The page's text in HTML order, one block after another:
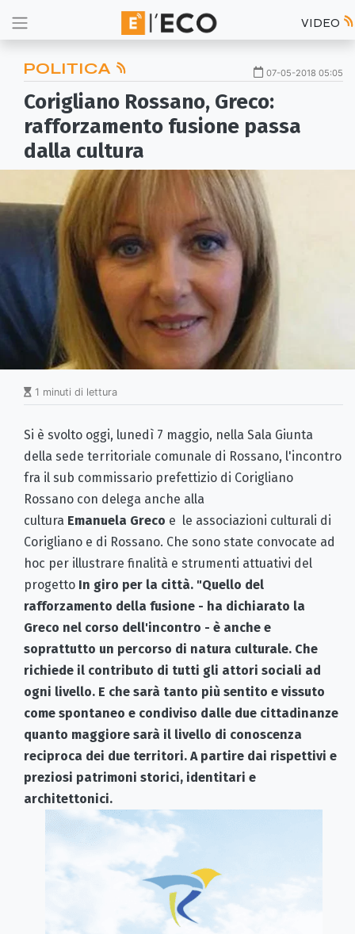
VIDEO
POLITICA 07-05-2018 05:05
Corigliano Rossano, Greco:
rafforzamento fusione passa
dalla cultura
1 minuti di lettura
Si è svolto oggi, lunedì 7 maggio, nella Sala Giunta
della sede territoriale comunale di Rossano, l'incontro
fra il sub commissario prefettizio di Corigliano
Rossano con delega anche alla
cultura Emanuela Greco e le associazioni culturali di
Corigliano e di Rossano. Che sono state convocate ad
hoc per illustrare finalità e strumenti attuativi del
progetto In giro per la città. "Quello del
rafforzamento della fusione - ha dichiarato la
Greco nel corso dell'incontro - è anche e
soprattutto un percorso di natura culturale. Che
richiede il contributo di tutti gli attori sociali ad
ogni livello. E che sarà tanto più sentito e vissuto
come spontaneo e condiviso dalle due cittadinanze
quanto maggiore sarà il livello di conoscenza
reciproca dei due territori. A partire dai rispettivi e
preziosi patrimoni storici, identitari e
architettonici.